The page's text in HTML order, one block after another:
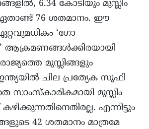
6.34 കോടിയും മുസ്ലിം
76 ശതമാനം. ഈ
‘ഗോ
ആക്രമണങ്ങൾക്കിരയായി
മുസ്ലിങ്ങളും
ചില പ്രത്യേക സൂഫി
സാംസ്കാരികമായി മുസ്ലിം
എന്നിട്ടും
42 ശതമാനം മാത്രമേ